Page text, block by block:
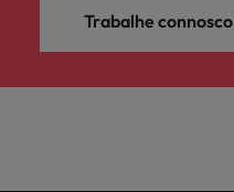
Trabalhe connosco